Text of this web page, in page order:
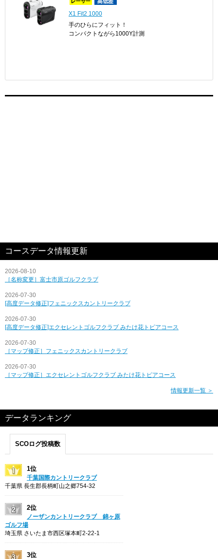
X1 Fit2 1000
手のひらにフィット！
コンパクトながら1000Y計測
コースデータ情報更新
2026-08-10
［名称変更］富士市原ゴルフクラブ
2026-07-30
[高度データ修正]フェニックスカントリークラブ
2026-07-30
[高度データ修正]エクセレントゴルフクラブ みたけ花トピアコース
2026-07-30
［マップ修正］フェニックスカントリークラブ
2026-07-30
［マップ修正］エクセレントゴルフクラブ みたけ花トピアコース
情報更新一覧 ＞
データランキング
SCOログ投稿数
1位
千葉国際カントリークラブ
千葉県 長生郡長柄町山之郷754-32
2位
ノーザンカントリークラブ 錦ヶ原
ゴルフ場
埼玉県 さいたま市西区塚本町2-22-1
3位